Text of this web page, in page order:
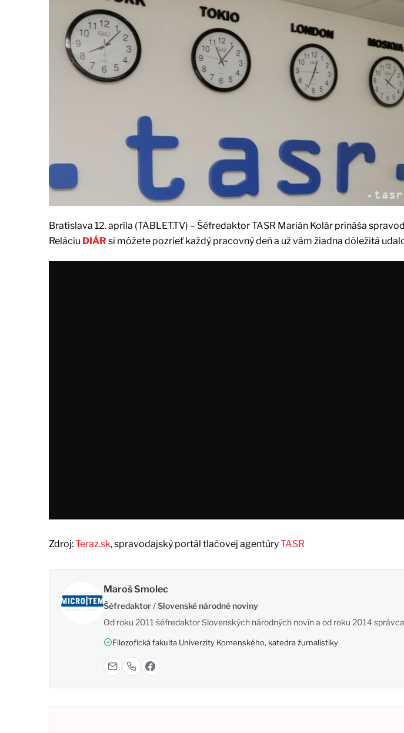
Bratislava 12. apríla (TABLET.TV) – Šéfredaktor TASR Marián Kolár prináša
Reláciu DIÁR si môžete pozrieť každý pracovný deň a už vám žiadna dôležitá
Zdroj:Teraz.sk, spravodajský portál tlačovej agentúryTASR
Maroš Smolec
Šéfredaktor / Slovenské národné noviny
Od roku 2011 šéfredaktor Slovenských národných novín a od roku 2014
Filozofická fakulta Univerzity Komenského, katedra žurnalistiky